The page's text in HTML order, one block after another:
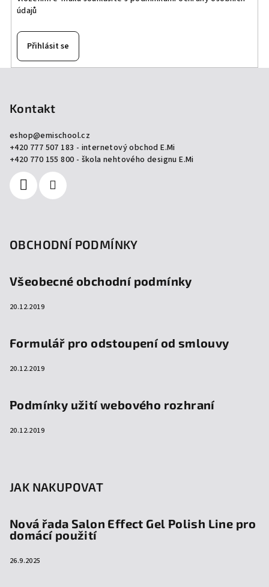
údajů
Přihlásit se
Kontakt
eshop@emischool.cz
+420 777 507 183 - internetový obchod E.Mi
+420 770 155 800 - škola nehtového designu E.Mi
OBCHODNÍ PODMÍNKY
Všeobecné obchodní podmínky
20.12.2019
Formulář pro odstoupení od smlouvy
20.12.2019
Podmínky užití webového rozhraní
20.12.2019
JAK NAKUPOVAT
Nová řada Salon Effect Gel Polish Line pro
domácí použití
26.9.2025